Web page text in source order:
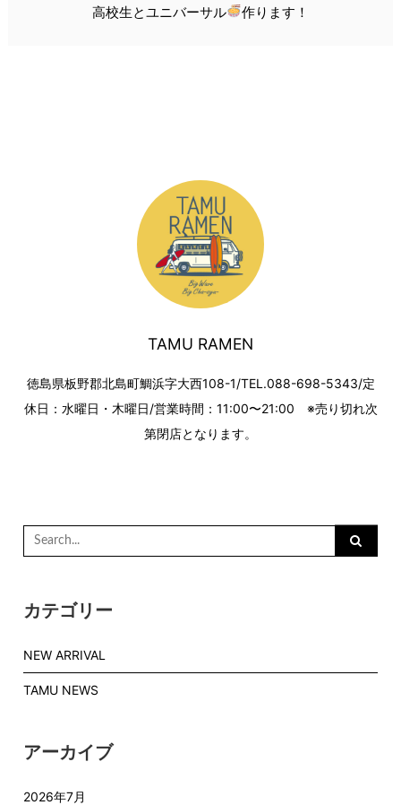
高校生とユニバーサル 作ります！
TAMU RAMEN
徳島県板野郡北島町鯛浜字大西108-1/TEL.088-698-5343/定
休日：水曜日・木曜日/営業時間：11:00〜21:00 ※売り切れ次
第閉店となります。
Search
for:
カテゴリー
NEW ARRIVAL
TAMU NEWS
アーカイブ
2026年7月